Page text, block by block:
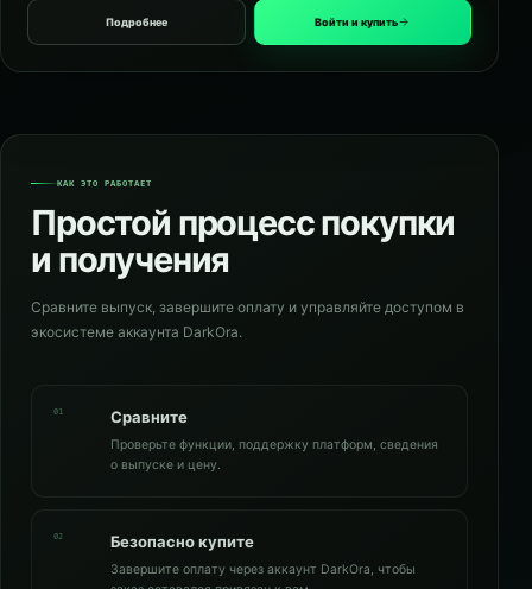
Подробнее Войти и купить
КАК ЭТО РАБОТАЕТ
Простой процесс покупки
и получения
Сравните выпуск, завершите оплату и управляйте доступом в
экосистеме аккаунта DarkOra.
01 Сравните
Проверьте функции, поддержку платформ, сведения
о выпуске и цену.
02 Безопасно купите
Завершите оплату через аккаунт DarkOra, чтобы